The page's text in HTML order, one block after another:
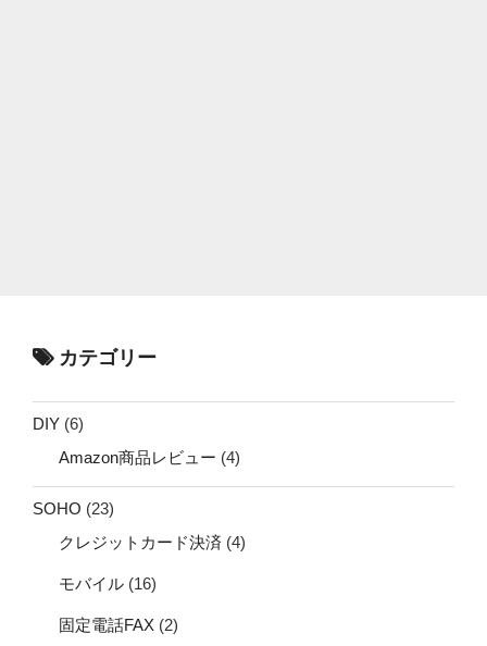
カテゴリー
DIY (6)
Amazon商品レビュー (4)
SOHO (23)
クレジットカード決済 (4)
モバイル (16)
固定電話FAX (2)